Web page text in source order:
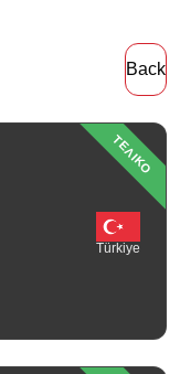
Back
ΤΕΛΙΚΟ
Türkiye